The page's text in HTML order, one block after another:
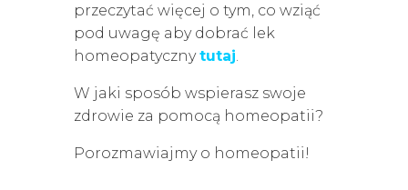
przeczytać więcej o tym, co wziąć
pod uwagę aby dobrać lek
homeopatycznytutaj
W jaki sposób wspierasz swoje
zdrowie za pomocą homeopatii?
Porozmawiajmy o homeopatii!